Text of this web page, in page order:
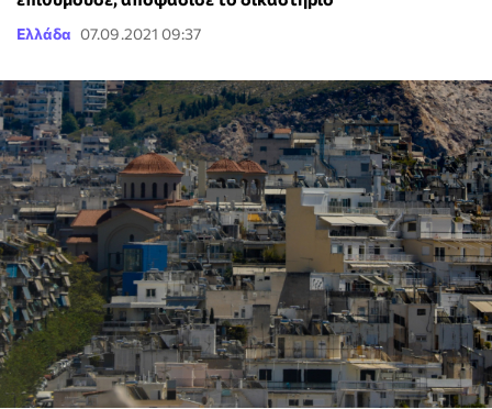
Ελλάδα 07.09.2021 09:37